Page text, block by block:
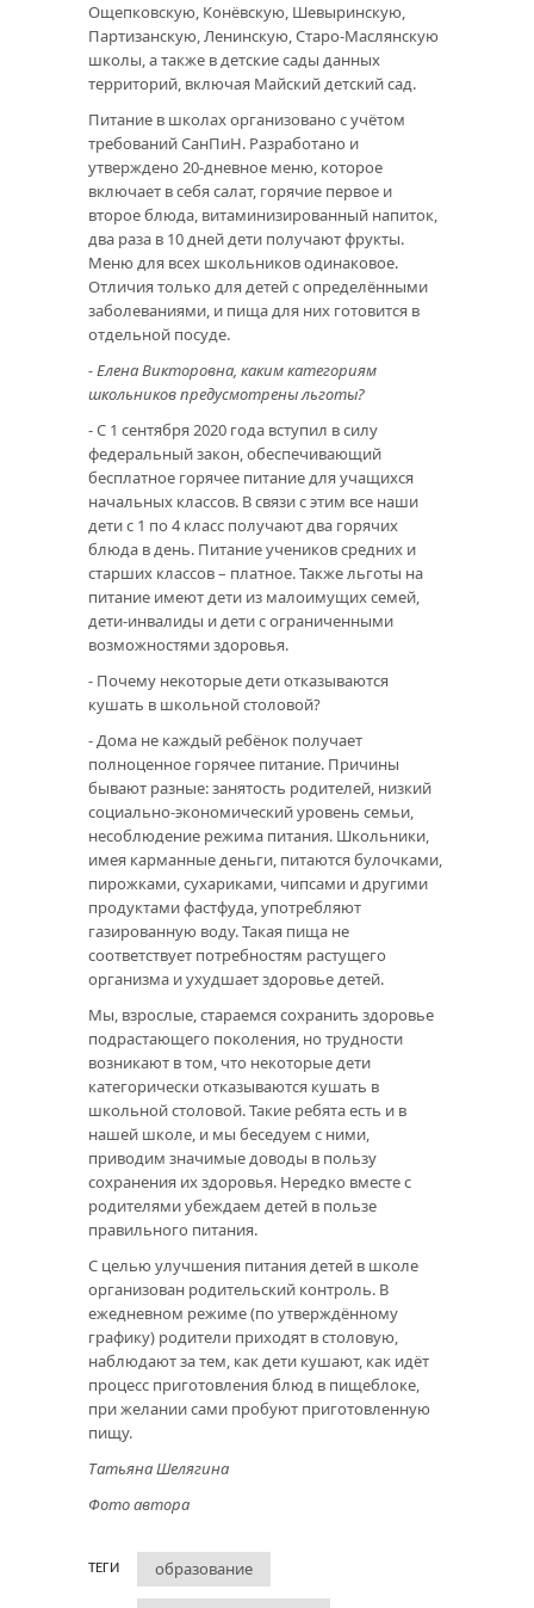
Ощепковскую, Конёвскую, Шевыринскую,
Партизанскую, Ленинскую, Старо-Маслянскую
школы, а также в детские сады данных
территорий, включая Майский детский сад.
Питание в школах организовано с учётом
требований СанПиН. Разработано и
утверждено 20-дневное меню, которое
включает в себя салат, горячие первое и
второе блюда, витаминизированный напиток,
два раза в 10 дней дети получают фрукты.
Меню для всех школьников одинаковое.
Отличия только для детей с определёнными
заболеваниями, и пища для них готовится в
отдельной посуде.
- Елена Викторовна, каким категориям
школьников предусмотрены льготы?
- С 1 сентября 2020 года вступил в силу
федеральный закон, обеспечивающий
бесплатное горячее питание для учащихся
начальных классов. В связи с этим все наши
дети с 1 по 4 класс получают два горячих
блюда в день. Питание учеников средних и
старших классов – платное. Также льготы на
питание имеют дети из малоимущих семей,
дети-инвалиды и дети с ограниченными
возможностями здоровья.
- Почему некоторые дети отказываются
кушать в школьной столовой?
- Дома не каждый ребёнок получает
полноценное горячее питание. Причины
бывают разные: занятость родителей, низкий
социально-экономический уровень семьи,
несоблюдение режима питания. Школьники,
имея карманные деньги, питаются булочками,
пирожками, сухариками, чипсами и другими
продуктами фастфуда, употребляют
газированную воду. Такая пища не
соответствует потребностям растущего
организма и ухудшает здоровье детей.
Мы, взрослые, стараемся сохранить здоровье
подрастающего поколения, но трудности
возникают в том, что некоторые дети
категорически отказываются кушать в
школьной столовой. Такие ребята есть и в
нашей школе, и мы беседуем с ними,
приводим значимые доводы в пользу
сохранения их здоровья. Нередко вместе с
родителями убеждаем детей в пользе
правильного питания.
С целью улучшения питания детей в школе
организован родительский контроль. В
ежедневном режиме (по утверждённому
графику) родители приходят в столовую,
наблюдают за тем, как дети кушают, как идёт
процесс приготовления блюд в пищеблоке,
при желании сами пробуют приготовленную
пищу.
Татьяна Шелягина
Фото автора
ТЕГИ образование